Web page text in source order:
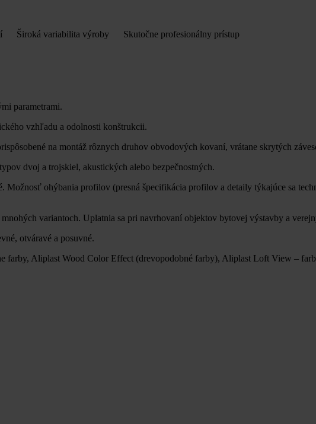
Široká variabilita výroby
Skutočne profesionálny prístup
parametrami.
vzhľadu a odolnosti konštrukcii.
na montáž rôznych druhov obvodových kovaní, vrátane skrytých
dvoj a trojskiel, akustických alebo bezpečnostných.
Možnosť ohýbania profilov (presná špecifikácia profilov a detaily týkajúce sa
variantoch. Uplatnia sa pri navrhovaní objektov bytovej výstavby a
otváravé a posuvné.
farby, Aliplast Wood Color Effect (drevopodobné farby), Aliplast Loft View –